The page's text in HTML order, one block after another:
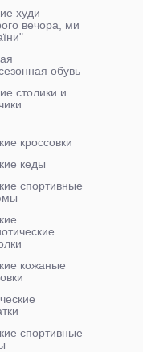
худи
вечора, ми
обувь
столики и
кроссовки
кеды
спортивные
кожаные
спортивные